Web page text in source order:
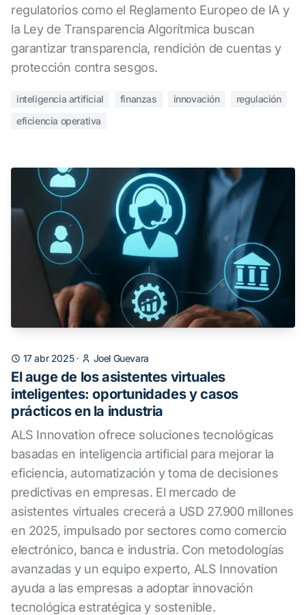
regulatorios como el Reglamento Europeo de IA y
la Ley de Transparencia Algorítmica buscan
garantizar transparencia, rendición de cuentas y
protección contra sesgos.
inteligencia artificial finanzas innovación
regulación
eficiencia operativa
17 abr 2025· Joel Guevara
El auge de los asistentes virtuales
inteligentes: oportunidades y casos
prácticos en la industria
ALS Innovation ofrece soluciones tecnológicas
basadas en inteligencia artificial para mejorar la
eficiencia, automatización y toma de decisiones
predictivas en empresas. El mercado de
asistentes virtuales crecerá a USD 27.900 millones
en 2025, impulsado por sectores como comercio
electrónico, banca e industria. Con metodologías
avanzadas y un equipo experto, ALS Innovation
ayuda a las empresas a adoptar innovación
tecnológica estratégica y sostenible.